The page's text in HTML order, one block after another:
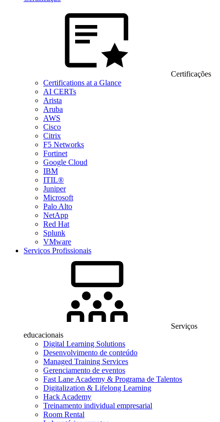
Certificações
Certifications at a Glance
AI CERTs
Arista
Aruba
AWS
Cisco
Citrix
F5 Networks
Fortinet
Google Cloud
IBM
ITIL®
Juniper
Microsoft
Palo Alto
NetApp
Red Hat
Splunk
VMware
Serviços Profissionais
Serviços
educacionais
Digital Learning Solutions
Desenvolvimento de conteúdo
Managed Training Services
Gerenciamento de eventos
Fast Lane Academy & Programa de Talentos
Digitalization & Lifelong Learning
Hack Academy
Treinamento individual empresarial
Room Rental